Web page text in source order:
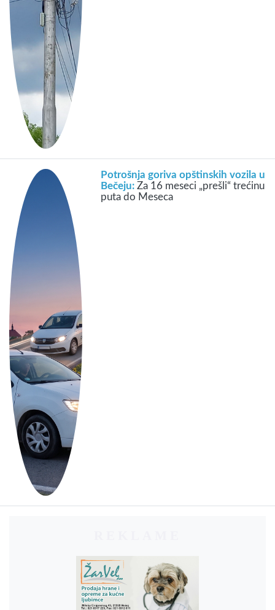
Potrošnja goriva opštinskih vozila u
Bečeju:Za 16 meseci „prešli“ trećinu
puta do Meseca